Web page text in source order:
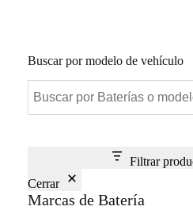
Buscar por modelo de vehículo
Filtrar
Cerrar
Marcas de Batería